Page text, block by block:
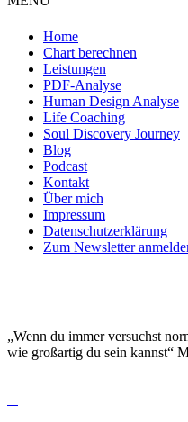
Home
Chart berechnen
Leistungen
PDF-Analyse
Human Design Analyse
Life Coaching
Soul Discovery Journey
Blog
Podcast
Kontakt
Über mich
Impressum
Datenschutzerklärung
Zum Newsletter
„Wenn du immer versuchst
wie großartig du sein kannst“